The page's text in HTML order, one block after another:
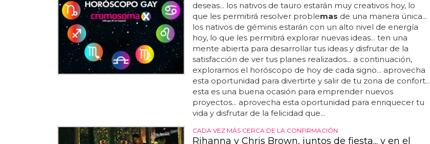
deseas... los nativos de tauro estarán muy creativos hoy, lo
que les permitirá resolver problemas de una manera única...
los nativos de géminis estarán con un alto nivel de energía
hoy, lo que les permitirá explorar nuevas ideas... ten una
mente abierta para desarrollar tus ideas y disfrutar de la
satisfacción de ver tus planes realizados... a continuación,
exploramos el horóscopo de hoy de cada signo... aprovecha
esta oportunidad para divertirte y salir de tu zona de confort...
esta es una buena ocasión para emprender nuevos
proyectos... aprovecha esta oportunidad para enriquecer tu
vida y disfrutar de la felicidad que...
CADA VEZ MÁS CERCA DE LA CONFIRMACIÓN
Rihanna y Chris Brown, juntos de fiesta... y en el